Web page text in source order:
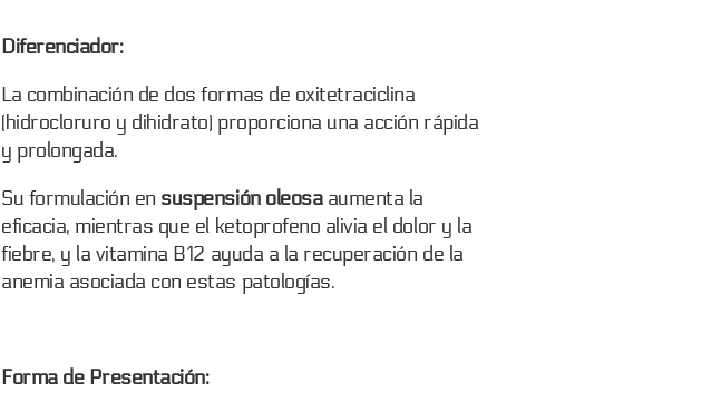
Diferenciador:
La combinación de dos formas de oxitetraciclina
(hidrocloruro y dihidrato) proporciona una acción rápida
y prolongada.
Su formulación en suspensión oleosaaumenta la
eficacia, mientras que el ketoprofeno alivia el dolor y la
fiebre, y la vitamina B12 ayuda a la recuperación de la
anemia asociada con estas patologías.
Forma de Presentación: